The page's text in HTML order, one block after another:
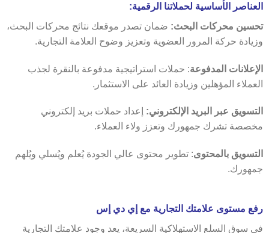
العناصر الأساسية لحملاتنا الرقمية:
تحسين محركات البحث: ضمان تصدر موقعك نتائج محركات البحث،
وزيادة حركة المرور العضوية وتعزيز وضوح العلامة التجارية.
الإعلانات المدفوعة: حملات استراتيجية مدفوعة بالنقرة لجذب
العملاء المؤهلين وزيادة العائد على الاستثمار.
التسويق عبر البريد الإلكتروني: إعداد حملات بريد إلكتروني
مخصصة تشرك جمهورك وتعزز ولاء العملاء.
التسويق بالمحتوى: تطوير محتوى عالي الجودة يُعلم ويُسلي ويُلهم
جمهورك.
رفع مستوى علامتك التجارية مع إي دي إس
في سوق السلع الاستهلاكية السريعة، يعد وجود علامتك التجارية